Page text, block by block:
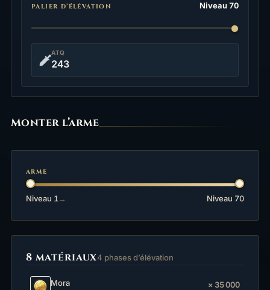
Progression
Monter l’arme
ARME
Niveau 1→ Niveau 70
8 matériaux4 phases d’élévation
Mora × 35 000
PALIER D’ÉLÉVATION Niveau 70
ATQ
243